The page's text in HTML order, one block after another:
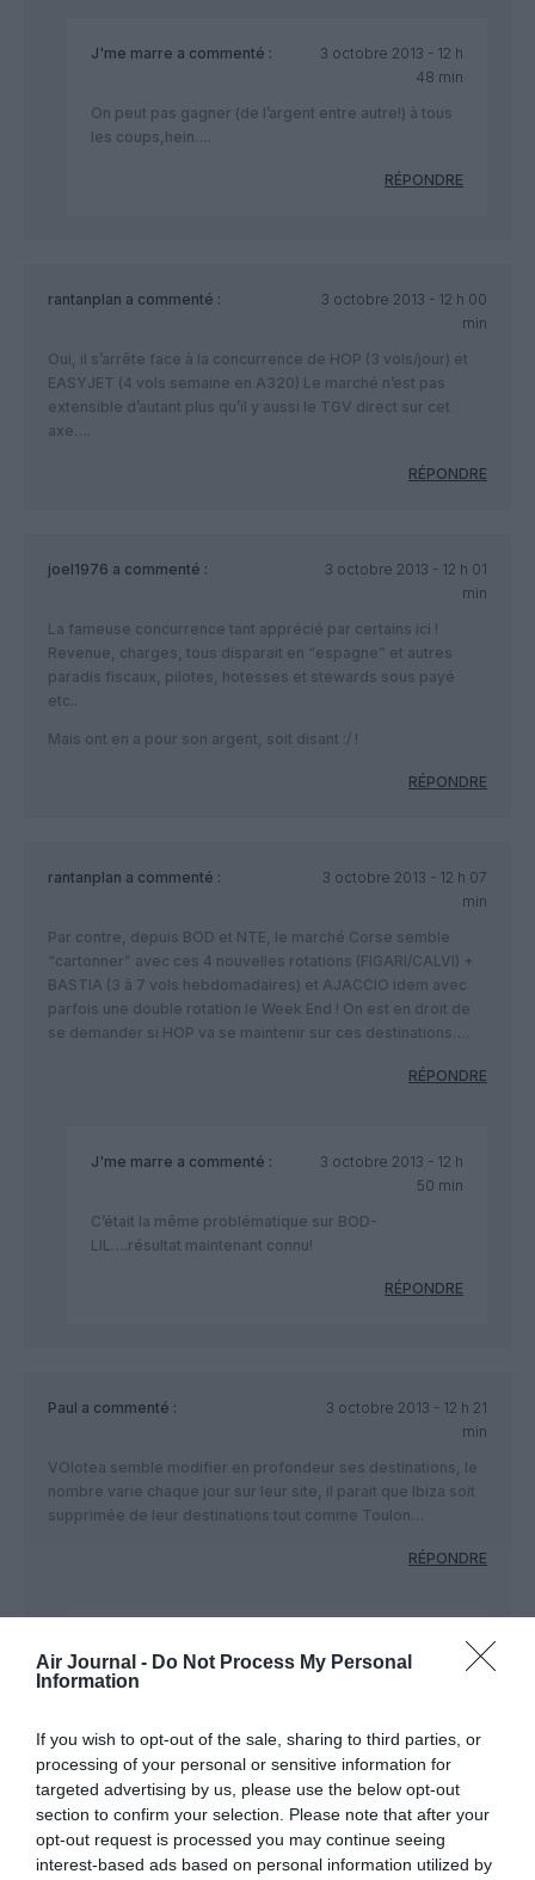
Air Journal - Do Not Process My Personal
Information
If you wish to opt-out of the sale, sharing to third parties, or
processing of your personal or sensitive information for
targeted advertising by us, please use the below opt-out
section to confirm your selection. Please note that after your
opt-out request is processed you may continue seeing
interest-based ads based on personal information utilized by
J'me marre a commenté :
3 octobre 2013 - 12 h
48 min
On peut pas gagner (de l’argent entre autre!) à tous
les coups,hein….
RÉPONDRE
rantanplan a commenté :
3 octobre 2013 - 12 h 00
min
Oui, il s’arrête face à la concurrence de HOP (3 vols/jour) et
EASYJET (4 vols semaine en A320) Le marché n’est pas
extensible d’autant plus qu’il y aussi le TGV direct sur cet
axe….
RÉPONDRE
joel1976 a commenté :
3 octobre 2013 - 12 h 01
min
La fameuse concurrence tant apprécié par certains ici !
Revenue, charges, tous disparait en “espagne” et autres
paradis fiscaux, pilotes, hotesses et stewards sous payé
etc..
Mais ont en a pour son argent, soit disant :/ !
RÉPONDRE
rantanplan a commenté :
3 octobre 2013 - 12 h 07
min
Par contre, depuis BOD et NTE, le marché Corse semble
“cartonner” avec ces 4 nouvelles rotations (FIGARI/CALVI) +
BASTIA (3 à 7 vols hebdomadaires) et AJACCIO idem avec
parfois une double rotation le Week End ! On est en droit de
se demander si HOP va se maintenir sur ces destinations….
RÉPONDRE
J'me marre a commenté :
3 octobre 2013 - 12 h
50 min
C’était la même problématique sur BOD-
LIL….résultat maintenant connu!
RÉPONDRE
Paul a commenté :
3 octobre 2013 - 12 h 21
min
VOlotea semble modifier en profondeur ses destinations, le
nombre varie chaque jour sur leur site, il parait que Ibiza soit
supprimée de leur destinations tout comme Toulon…
RÉPONDRE
technique publicitaire connue…
Convaincre ensuite les opérationnels et les
responsables financiers de lignes est parfois plus
compliqué!!!!
RÉPONDRE